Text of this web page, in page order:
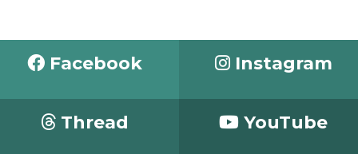
Facebook Instagram
Thread YouTube